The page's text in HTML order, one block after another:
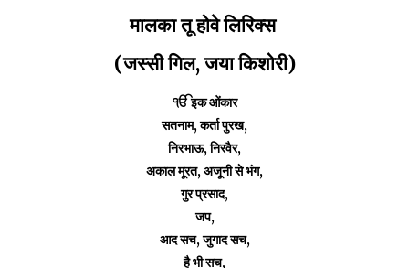
मालका तू होवे लिरिक्स
(जस्सी गिल, जया किशोरी)
ੴ इक ओंकार
सतनाम, कर्ता पुरख,
निरभाऊ, निरवैर,
अकाल मूरत,अजूनी से भंग,
गुर प्रसाद,
जप,
आद सच, जुगाद सच,
है भी सच,